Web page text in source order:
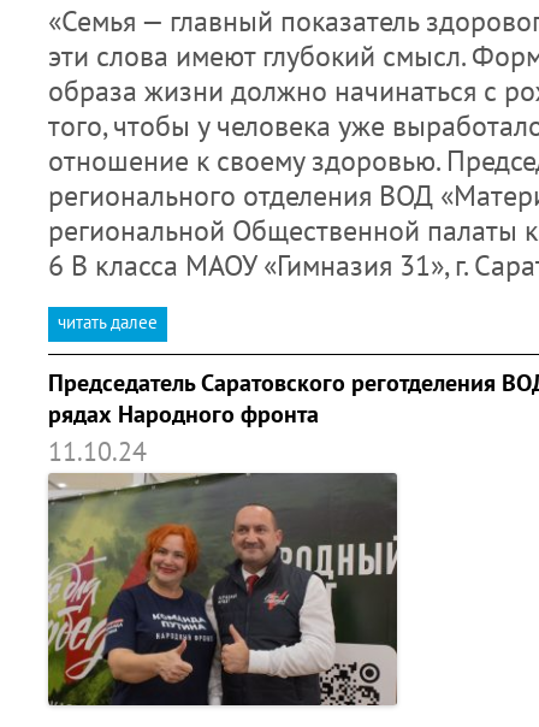
«Семья — главный показатель
эти слова имеют глубокий смысл.
образа жизни должно начинаться с
того, чтобы у человека уже
отношение к своему здоровью.
регионального отделения ВОД
региональной Общественной палаты
6 В класса МАОУ «Гимназия 31», г.
читать далее
Председатель Саратовского реготделения
рядах Народного фронта
11.10.24